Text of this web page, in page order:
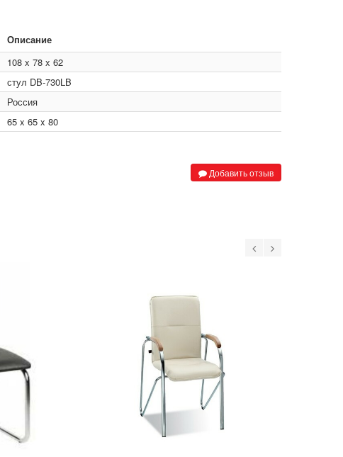
Описание
108 x 78 x 62
стул DB-730LB
Россия
65 x 65 x 80
Добавить отзыв